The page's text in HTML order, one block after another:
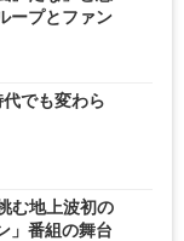
ープとファン
代でも変わら
む地上波初の
」番組の舞台